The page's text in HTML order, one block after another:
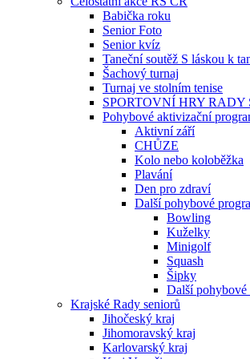
Babička roku
Senior Foto
Senior kvíz
Taneční soutěž S láskou k
Šachový turnaj
Turnaj ve stolním tenise
SPORTOVNÍ HRY
Pohybové aktivizační
Aktivní září
CHŮZE
Kolo nebo koloběžka
Plavání
Den pro zdraví
Další pohybové
Bowling
Kuželky
Minigolf
Squash
Šipky
Další
Krajské Rady seniorů
Jihočeský kraj
Jihomoravský kraj
Karlovarský kraj